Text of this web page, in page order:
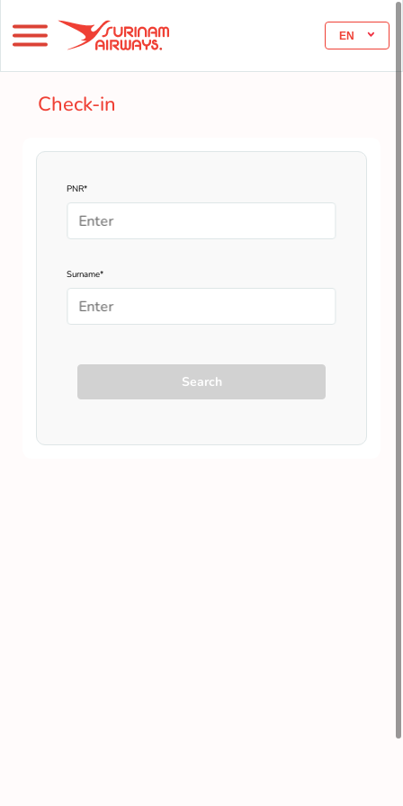
EN
Check-in
PNR*
Surname*
Search